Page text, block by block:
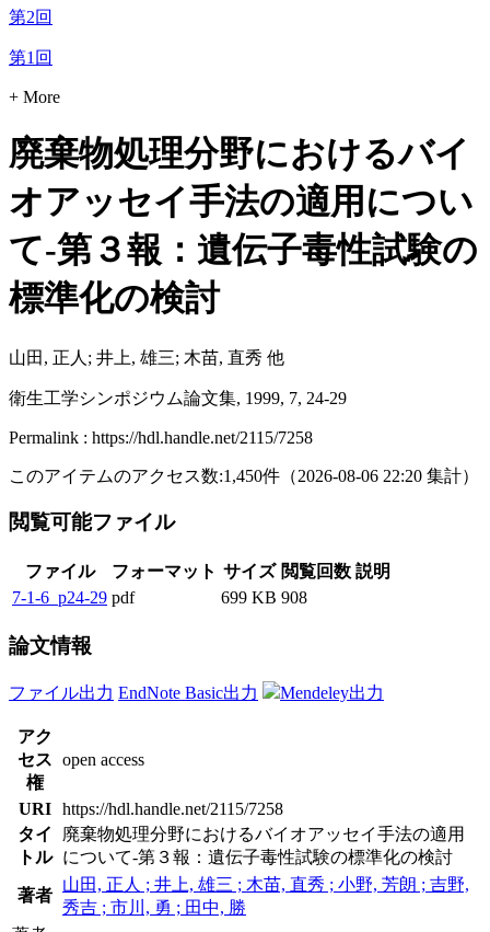
第2回
第1回
+ More
廃棄物処理分野におけるバイ
オアッセイ手法の適用につい
て-第３報：遺伝子毒性試験の
標準化の検討
山田, 正人; 井上, 雄三; 木苗, 直秀 他
衛生工学シンポジウム論文集, 1999, 7, 24-29
Permalink : https://hdl.handle.net/2115/7258
このアイテムのアクセス数:1,450件 （2026-08-06 22:20 集計）
閲覧可能ファイル
ファイル フォーマット サイズ 閲覧回数 説明
7-1-6_p24-29 pdf 699 KB 908
論文情報
ファイル出力 EndNote Basic出力 Mendeley出力
アク
セス
権
open access
URI https://hdl.handle.net/2115/7258
タイ
トル
廃棄物処理分野におけるバイオアッセイ手法の適用
について-第３報：遺伝子毒性試験の標準化の検討
著者
山田, 正人 ; 井上, 雄三 ; 木苗, 直秀 ; 小野, 芳朗 ; 吉野,
秀吉 ; 市川, 勇 ; 田中, 勝